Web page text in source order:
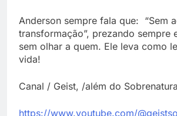
Anderson sempre fala que: “Sem
transformação”, prezando sempre
sem olhar a quem. Ele leva como
vida!
Canal / Geist, /além do
https://www.youtube.com/